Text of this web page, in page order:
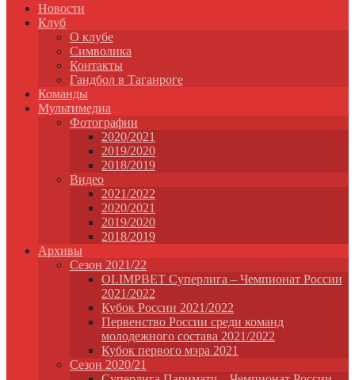
Новости
Клуб
О клубе
Символика
Контакты
Гандбол в Таганроге
Команды
Мультимедиа
Фотографии
2020/2021
2019/2020
2018/2019
Видео
2021/2022
2020/2021
2019/2020
2018/2019
Архивы
Сезон 2021/22
OLIMPBET Суперлига – Чемпионат России
2021/2022
Кубок России 2021/2022
Первенство России среди команд
молодежного состава 2021/2022
Кубок первого мэра 2021
Сезон 2020/21